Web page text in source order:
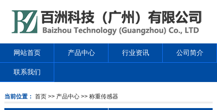
网站首页 产品中心 行业资讯 公司简介
联系我们
当前位置： 首页 >> 产品中心>> 称重传感器